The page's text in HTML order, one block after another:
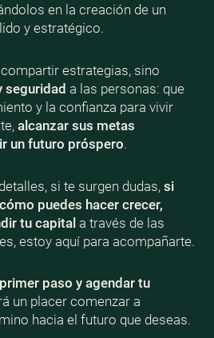
en la creación de un
y estratégico.
estrategias, sino
seguridad a las personas: que
y la confianza para vivir
alcanzar sus metas
un futuro próspero.
si te surgen dudas, si
puedes hacer crecer,
tu capitala través de las
estoy aquí para acompañarte.
paso y agendar tu
un placer comenzar a
hacia el futuro que deseas.